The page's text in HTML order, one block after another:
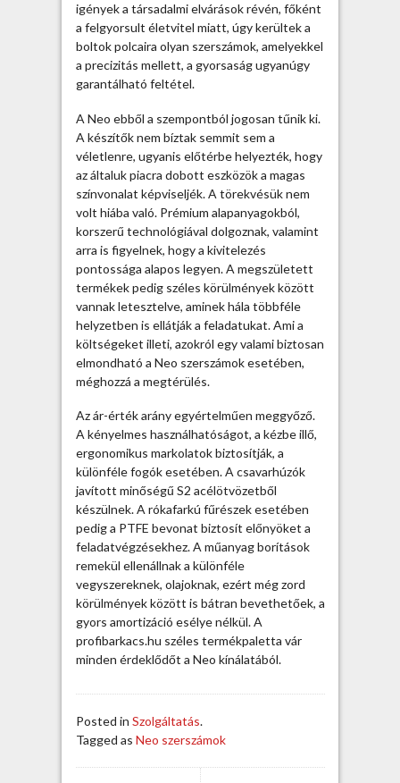
h
o
s
t
u
d
n
i
v
a
l
ó
k
b
e
j
g
y
z
é
s
h
e
z
igények a társadalmi elvárások révén, főként
a felgyorsult életvitel miatt, úgy kerültek a
boltok polcaira olyan szerszámok, amelyekkel
a precizitás mellett, a gyorsaság ugyanúgy
garantálható feltétel.
A Neo ebből a szempontból jogosan tűnik ki.
A készítők nem bíztak semmit sem a
véletlenre, ugyanis előtérbe helyezték, hogy
az általuk piacra dobott eszközök a magas
színvonalat képviseljék. A törekvésük nem
volt hiába való. Prémium alapanyagokból,
korszerű technológiával dolgoznak, valamint
arra is figyelnek, hogy a kivitelezés
pontossága alapos legyen. A megszületett
termékek pedig széles körülmények között
vannak letesztelve, aminek hála többféle
helyzetben is ellátják a feladatukat. Ami a
költségeket illeti, azokról egy valami biztosan
elmondható a Neo szerszámok esetében,
méghozzá a megtérülés.
Az ár-érték arány egyértelműen meggyőző.
A kényelmes használhatóságot, a kézbe illő,
ergonomikus markolatok biztosítják, a
különféle fogók esetében. A csavarhúzók
javított minőségű S2 acélötvözetből
készülnek. A rókafarkú fűrészek esetében
pedig a PTFE bevonat biztosít előnyöket a
feladatvégzésekhez. A műanyag borítások
remekül ellenállnak a különféle
vegyszereknek, olajoknak, ezért még zord
körülmények között is bátran bevethetőek, a
gyors amortizáció esélye nélkül. A
profibarkacs.hu széles termékpaletta vár
minden érdeklődőt a Neo kínálatából.
Posted in Szolgáltatás.
Tagged as Neo szerszámok